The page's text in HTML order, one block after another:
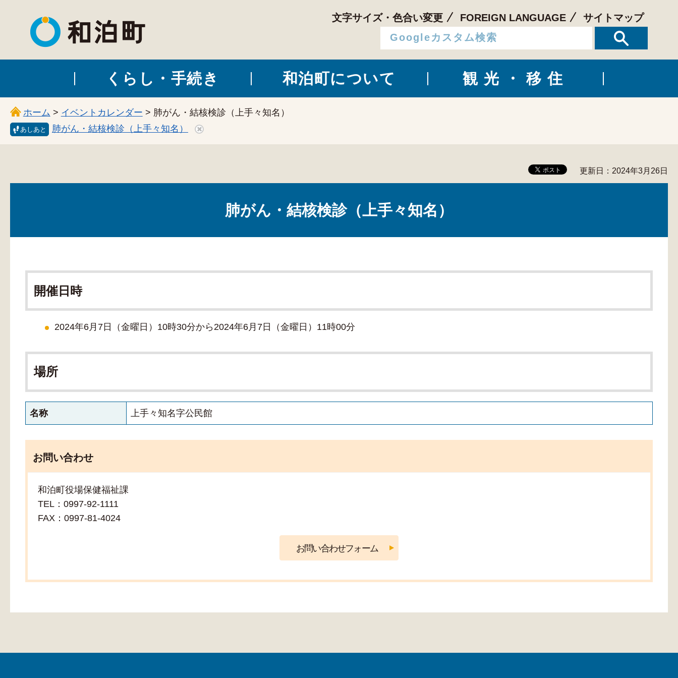
和泊町
文字サイズ・色合い変更 FOREIGN LANGUAGE サイトマップ
くらし・手続き 和泊町について 観光・移住
ホーム > イベントカレンダー > 肺がん・結核検診（上手々知名）
あしあと 肺がん・結核検診（上手々知名）
更新日：2024年3月26日
肺がん・結核検診（上手々知名）
開催日時
2024年6月7日（金曜日）10時30分から2024年6月7日（金曜日）11時00分
場所
名称 上手々知名字公民館
お問い合わせ
和泊町役場保健福祉課
TEL：0997-92-1111
FAX：0997-81-4024